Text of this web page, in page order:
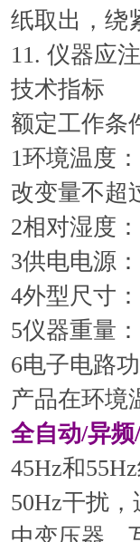
纸取出，绕
11. 仪器应
技术指标
额定工作条
1环境温度
改变量不超
2相对湿度
3供电电源
4外型尺寸
5仪器重量
6电子电路
产品在环境
全自动/异
45Hz和
50Hz干扰